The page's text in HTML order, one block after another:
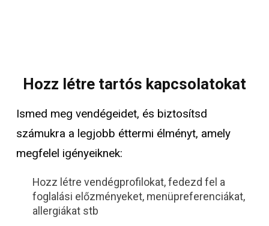
Hozz létre tartós kapcsolatokat
Ismed meg vendégeidet, és biztosítsd
számukra a legjobb éttermi élményt, amely
megfelel igényeiknek:
Hozz létre vendégprofilokat, fedezd fel a
foglalási előzményeket, menüpreferenciákat,
allergiákat stb